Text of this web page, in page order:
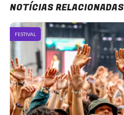
NOTÍCIAS RELACIONADAS
FESTIVAL